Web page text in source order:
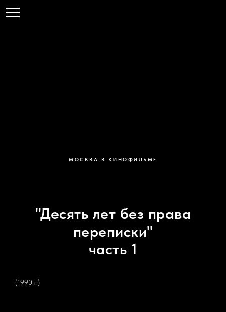
МОСКВА В КИНОФИЛЬМЕ
"Десять лет без права
переписки"
часть 1
(1990 г.)